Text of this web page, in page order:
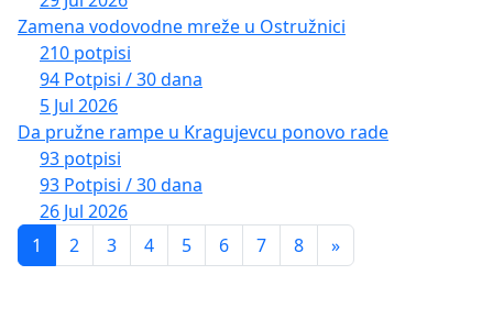
Zamena vodovodne mreže u Ostružnici
210 potpisi
94 Potpisi / 30 dana
5 Jul 2026
Da pružne rampe u Kragujevcu ponovo rade
93 potpisi
93 Potpisi / 30 dana
26 Jul 2026
1
2 3 4 5 6 7 8 »